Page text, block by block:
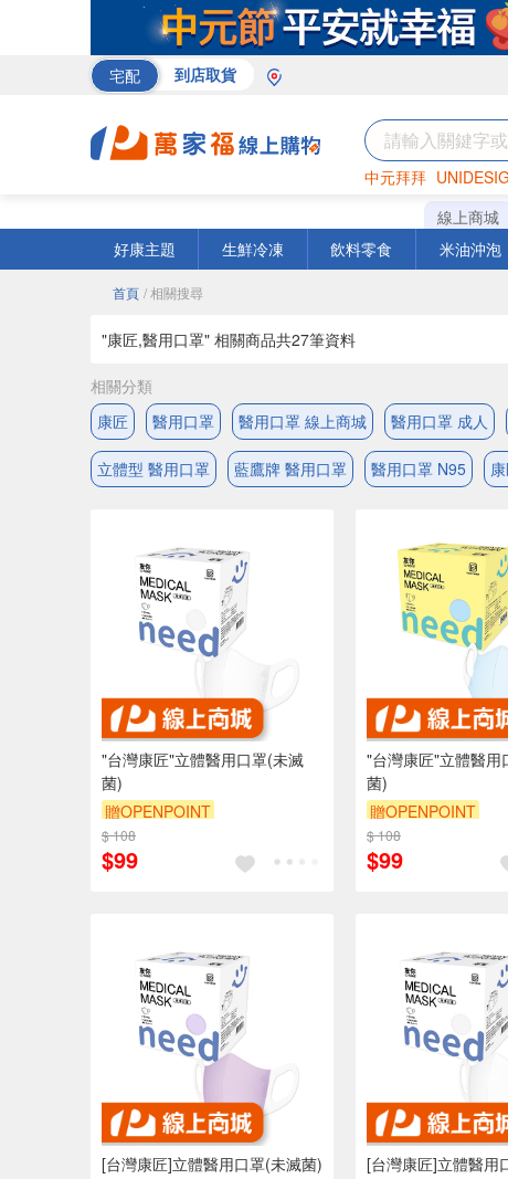
宅配 到店取貨
中元拜拜
罐頭 海苔
線上商城
好康主題
生鮮冷凍 飲料零食 米油沖泡
首頁 / 相關搜尋
"康匠,醫用口罩" 相關商品共27筆資料
相關分類
康匠
醫用口罩 醫用口罩 線上商城 醫用口罩 成人
立體型 醫用口罩 藍鷹牌 醫用口罩 醫用口罩 N95
"台灣康匠"立體醫用口罩(未滅
菌)
贈OPENPOINT
$ 108
$99
"台灣康匠"立體醫用
菌)
贈OPENPOINT
$ 108
$99
[台灣康匠]立體醫用口罩(未滅菌)
[台灣康匠]立體醫用